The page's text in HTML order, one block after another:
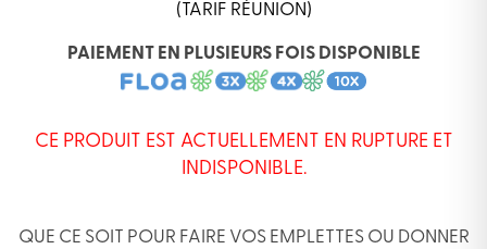
(TARIF RÉUNION)
PAIEMENT EN PLUSIEURS FOIS DISPONIBLE
CE PRODUIT EST ACTUELLEMENT EN RUPTURE ET
INDISPONIBLE.
QUE CE SOIT POUR FAIRE VOS EMPLETTES OU DONNER